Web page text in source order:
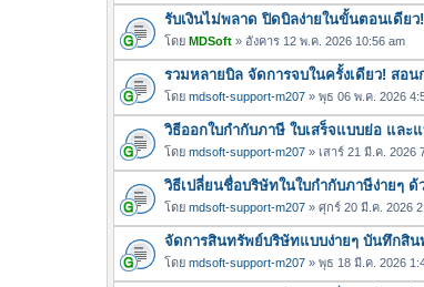
รับเงินไม่พลาด ปิดบิลง่ายในขั้นตอนเดียว
โดย MDSoft » อังคาร 12 พ.ค. 2026 10:56 am
รวมหลายบิล จัดการจบในครั้งเดียว! สอน
โดย mdsoft-support-m207 » พุธ 06 พ.ค. 2026
วิธีออกใบกำกับภาษี ใบเสร็จแบบย่อ และ
โดย mdsoft-support-m207 » เสาร์ 21 มี.ค. 2026
วิธีเปลี่ยนชื่อบริษัทในใบกำกับภาษีง่ายๆ ด้
โดย mdsoft-support-m207 » ศุกร์ 20 มี.ค. 2026
จัดการสินทรัพย์บริษัทแบบง่ายๆ บันทึกสิน
โดย mdsoft-support-m207 » พุธ 18 มี.ค. 2026